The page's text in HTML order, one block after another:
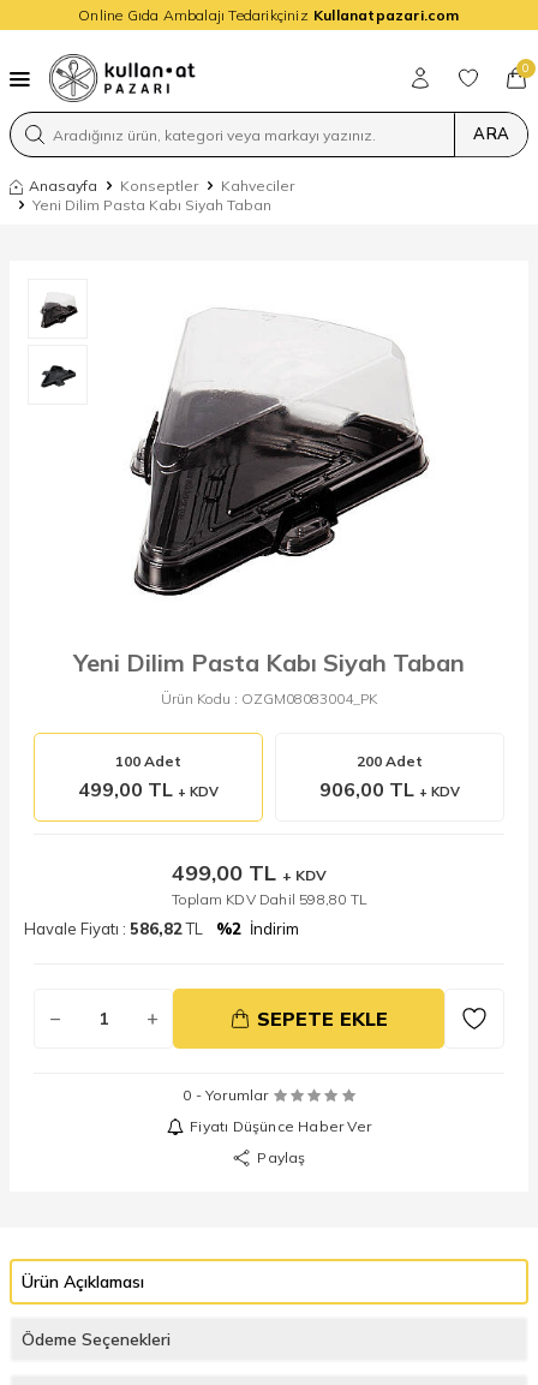
Online Gıda Ambalajı Tedarikçiniz Kullanatpazari.com
ARA
0
Anasayfa Konseptler
Kahveciler
Yeni Dilim Pasta Kabı Siyah Taban
Yeni Dilim Pasta Kabı Siyah Taban
Ürün Kodu : OZGM08083004_PK
100 Adet
499,00 TL + KDV
200 Adet
906,00 TL + KDV
499,00TL + KDV
Toplam KDV Dahil 598,80 TL
Havale Fiyatı : 586,82TL %2 İndirim
SEPETE EKLE
0 - Yorumlar
Fiyatı Düşünce Haber Ver
Paylaş
Ürün Açıklaması
Ödeme Seçenekleri